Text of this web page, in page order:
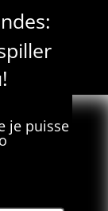
je puisse